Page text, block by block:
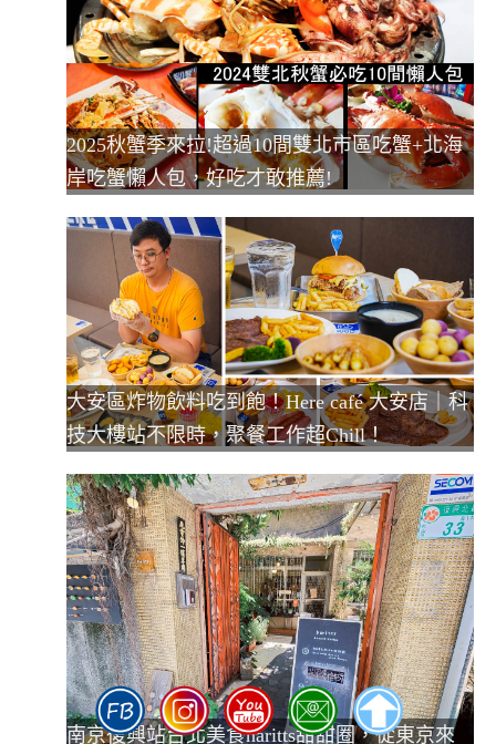
2025秋蟹季來拉!超過10間雙北市區吃蟹+北海
岸吃蟹懶人包，好吃才敢推薦!
大安區炸物飲料吃到飽！Here café 大安店｜科
技大樓站不限時，聚餐工作超Chill！
南京復興站台北美食haritts甜甜圈，從東京來